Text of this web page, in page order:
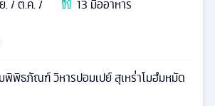
. / ต.ค. /
13 มื้ออาหาร
พิพิธภัณฑ์ วิหารปอมเปย์ สุเหร่่าโมฮํมหมัด